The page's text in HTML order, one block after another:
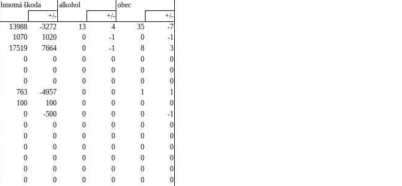
hmotná škoda alkohol
obec
+/- +/-
+/-
13988 -3272 13 4 35
-7
1070 1020 0 -1 0
-1
17519 7664 0 -1 8
3
0 0 0 0 0
0
0 0 0 0 0
0
0 0 0 0 0
0
763 -4957 0 0 1
1
100 100 0 0 0
0
0 -500 0 0 0
-1
0 0 0 0 0
0
0 0 0 0 0
0
0 0 0 0 0
0
0 0 0 0 0
0
0 0 0 0 0
0
0 0 0 0 0
0